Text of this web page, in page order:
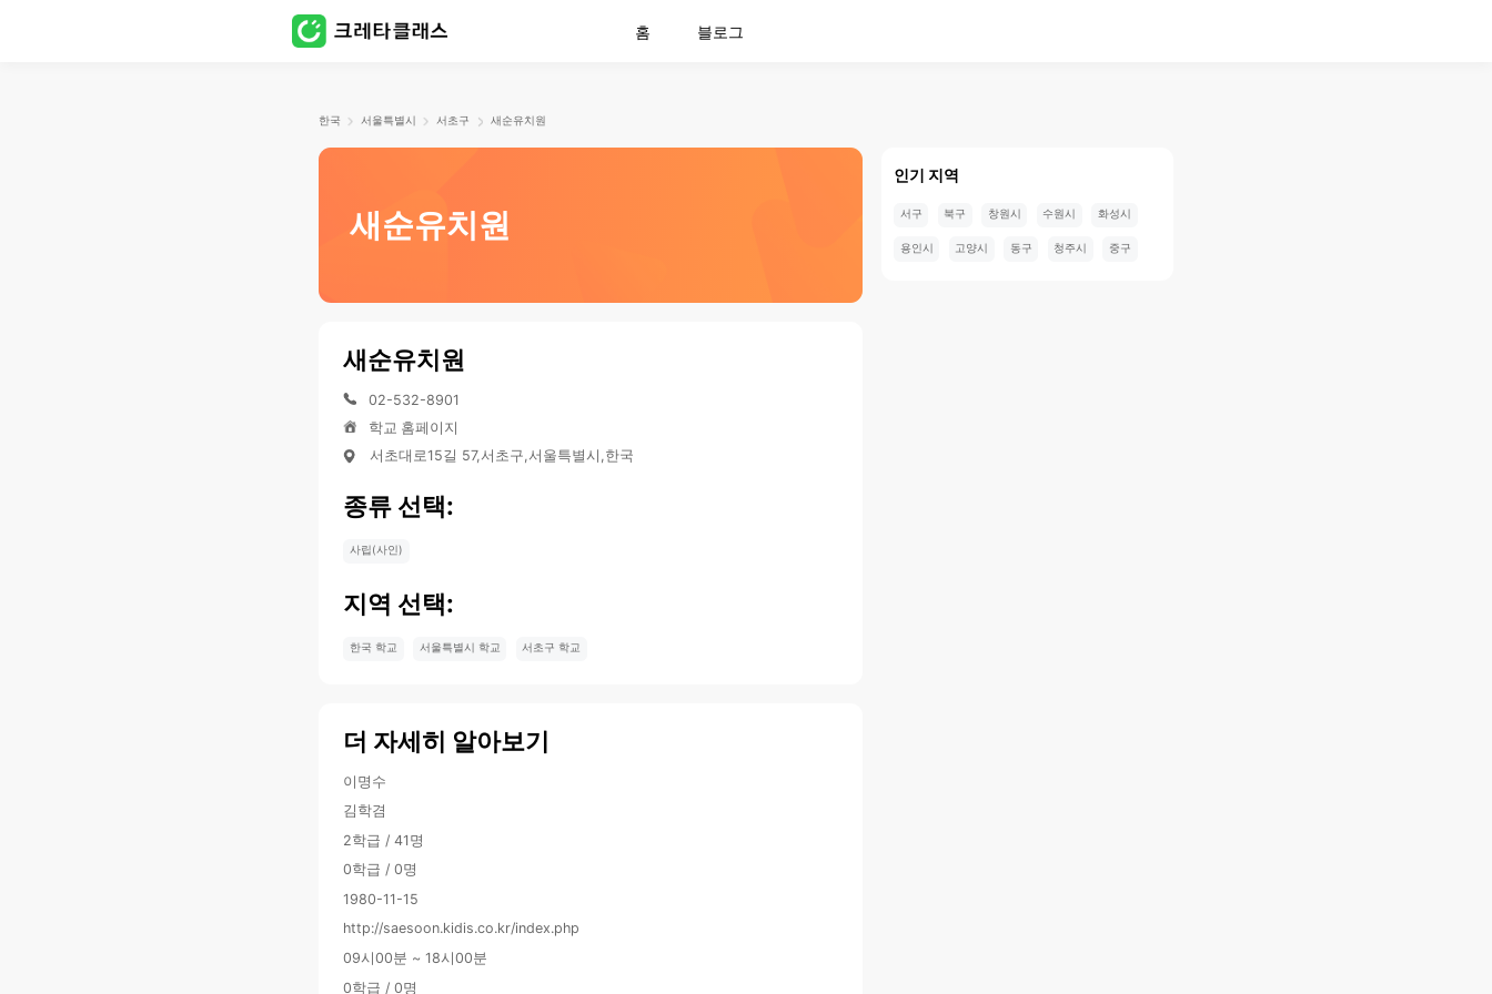
홈 블로그
한국 서울특별시 서초구 새순유치원
새순유치원
새순유치원
02-532-8901
학교 홈페이지
서초대로15길 57,서초구,서울특별시,한국
종류 선택:
사립(사인)
지역 선택:
한국 학교 서울특별시 학교 서초구 학교
더 자세히 알아보기
이명수
김학겸
2학급 / 41명
0학급 / 0명
1980-11-15
http://saesoon.kidis.co.kr/index.php
09시00분 ~ 18시00분
0학급 / 0명
인기 지역
서구 북구 창원시 수원시 화성시
용인시 고양시 동구 청주시 중구